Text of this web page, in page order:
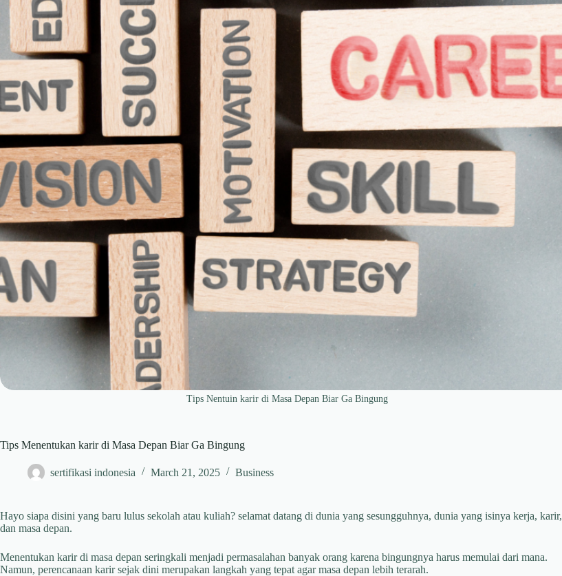
Tips Nentuin karir di Masa Depan Biar Ga Bingung
Tips Menentukan karir di Masa Depan Biar Ga Bingung
sertifikasi indonesia March 21, 2025 Business
Hayo siapa disini yang baru lulus sekolah atau kuliah? selamat datang di dunia yang sesungguhnya, dunia yang isinya kerja, karir,
dan masa depan.
Menentukan karir di masa depan seringkali menjadi permasalahan banyak orang karena bingungnya harus memulai dari mana.
Namun, perencanaan karir sejak dini merupakan langkah yang tepat agar masa depan lebih terarah.